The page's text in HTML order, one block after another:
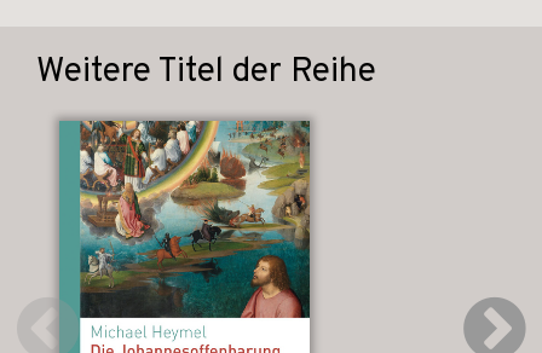
Weitere Titel der Reihe